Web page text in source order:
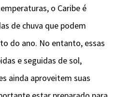
o Caribe é
de chuva que podem
do ano. No entanto, essas
e seguidas de sol,
ainda aproveitem suas